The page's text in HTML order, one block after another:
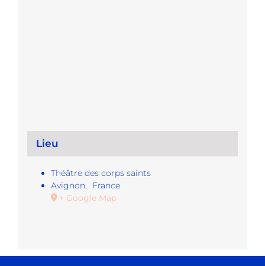
Lieu
Théâtre des corps saints
Avignon,
France
+ Google Map